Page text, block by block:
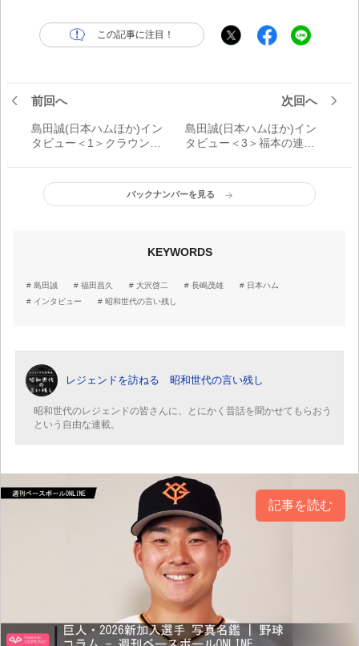
この記事に注目！
前回へ
島田誠(日本ハムほか)イン
タビュー＜1＞クラウン、
から誘われ、日本ハムを
選択した理由「契約金の
金額です」
次回へ
島田誠(日本ハムほか)イン
タビュー＜3＞福本の連続
イトル獲得できず「大石
大二郎が出てきたか
ら……」
バックナンバーを見る
KEYWORDS
島田誠 福田昌久 大沢啓二 長嶋茂雄
日本ハム
インタビュー
昭和世代の言い残し
レジェンドを訪ねる 昭和世代の言い残し
昭和世代のレジェンドの皆さんに、とにかく昔話を聞かせてもらおう
という自由な連載。
記事を読む